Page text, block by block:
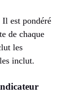
est pondéré
de chaque
les
inclut.